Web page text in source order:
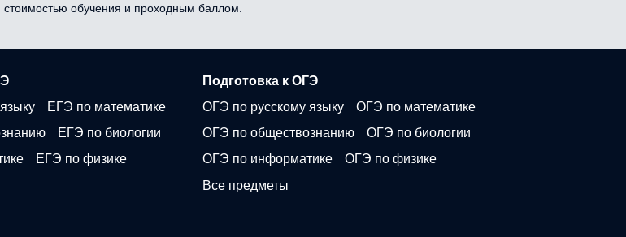
обучения и проходным баллом.
ЕГЭ по математике
ЕГЭ по биологии
ЕГЭ по физике
Подготовка к ОГЭ
ОГЭ по русскому языку
ОГЭ по математике
ОГЭ по обществознанию
ОГЭ по биологии
ОГЭ по информатике
ОГЭ по физике
Все предметы